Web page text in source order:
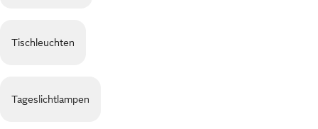
Tischleuchten
Tageslichtlampen